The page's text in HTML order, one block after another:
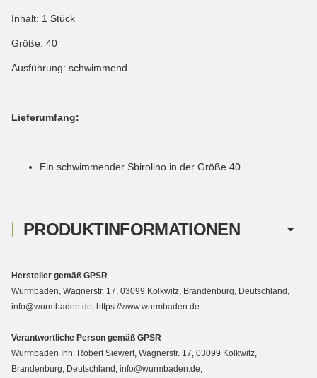
PRODUKTINFORMATIONEN
Inhalt: 1 Stück
Größe: 40
Ausführung: schwimmend
Lieferumfang:
Ein schwimmender Sbirolino in der Größe 40.
Hersteller gemäß GPSR
Wurmbaden, Wagnerstr. 17, 03099 Kolkwitz, Brandenburg, Deutschland,
info@wurmbaden.de, https://www.wurmbaden.de
Verantwortliche Person gemäß GPSR
Wurmbaden Inh. Robert Siewert, Wagnerstr. 17, 03099 Kolkwitz,
Brandenburg, Deutschland, info@wurmbaden.de,